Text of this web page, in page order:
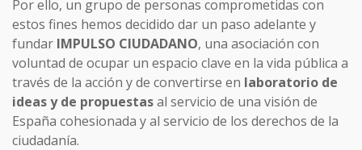
Por ello, un grupo de personas comprometidas con
estos fines hemos decidido dar un paso adelante y
fundar IMPULSO CIUDADANO, una asociación con
voluntad de ocupar un espacio clave en la vida pública a
través de la acción y de convertirse en laboratorio de
ideas y de propuestasal servicio de una visión de
España cohesionada y al servicio de los derechos de la
ciudadanía.